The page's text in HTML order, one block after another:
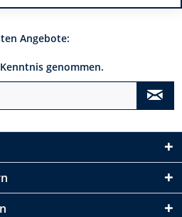
Angebote:
genommen.